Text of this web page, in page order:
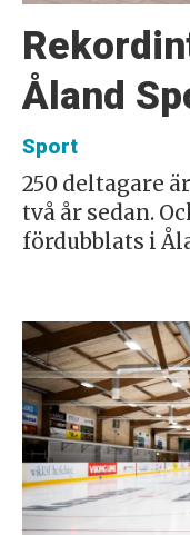
Åland
Sport
250 deltagare
två år sedan.
fördubblats i